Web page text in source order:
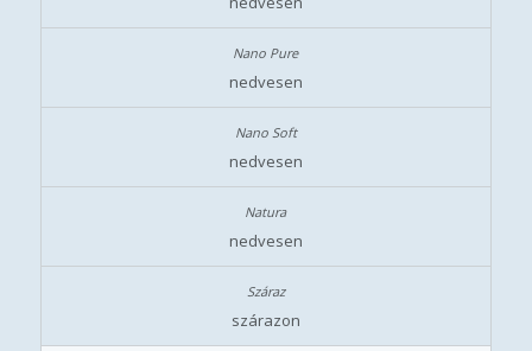
nedvesen
nedvesen
nedvesen
szárazon